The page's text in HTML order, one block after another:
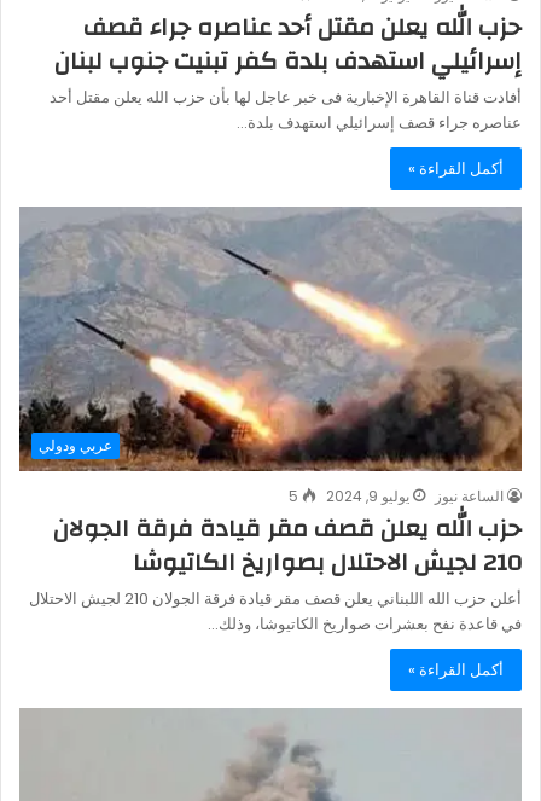
حزب الله يعلن مقتل أحد عناصره جراء قصف
إسرائيلي استهدف بلدة كفر تبنيت جنوب لبنان
أفادت قناة القاهرة الإخبارية فى خبر عاجل لها بأن حزب الله يعلن مقتل أحد
عناصره جراء قصف إسرائيلي استهدف بلدة…
أكمل القراءة »
عربي ودولي
الساعة نيوز يوليو 9, 2024 5
حزب الله يعلن قصف مقر قيادة فرقة الجولان
210 ‏لجيش الاحتلال بصواريخ الكاتيوشا ‏
أعلن حزب الله اللبناني يعلن قصف مقر قيادة فرقة الجولان 210 ‏لجيش الاحتلال
في قاعدة نفح بعشرات صواريخ الكاتيوشا، وذلك…
أكمل القراءة »